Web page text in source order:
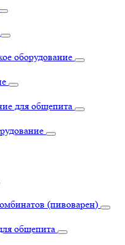
оборудование
для общепита
(пивоварен)
общепита